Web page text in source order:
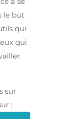
le but
qui
qui
sur
: